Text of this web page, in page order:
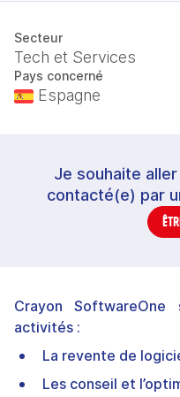
Secteur
Tech et Services
Pays concerné
Espagne
Je souhaite
contacté(e) par
Crayon SoftwareOne
activités :
La revente de
Les conseil et